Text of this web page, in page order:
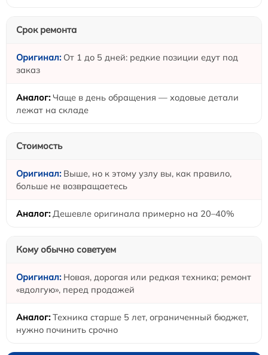
Срок ремонта
От 1 до 5 дней: редкие позиции едут под
заказ
Чаще в день обращения — ходовые детали
лежат на складе
Стоимость
Выше, но к этому узлу вы, как правило,
больше не возвращаетесь
Дешевле оригинала примерно на 20–40%
Кому обычно советуем
Новая, дорогая или редкая техника; ремонт
«вдолгую», перед продажей
Техника старше 5 лет, ограниченный бюджет,
нужно починить срочно